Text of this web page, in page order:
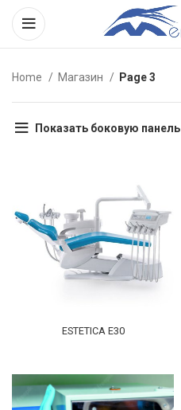
Home Магазин Page 3
Показать боковую панель
ESTETICA E30